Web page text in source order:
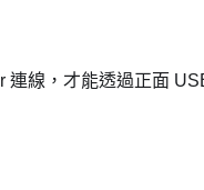
連線，才能透過正面